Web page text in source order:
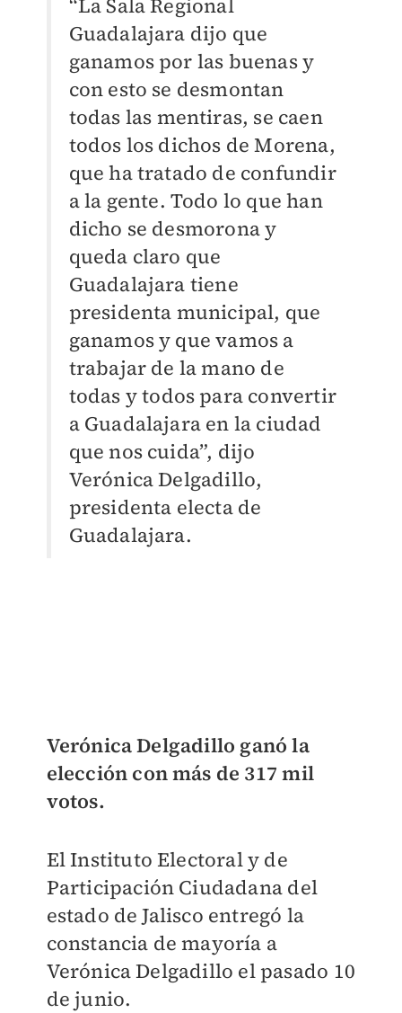
“La Sala Regional
Guadalajara dijo que
ganamos por las buenas y
con esto se desmontan
todas las mentiras, se caen
todos los dichos de Morena,
que ha tratado de confundir
a la gente. Todo lo que han
dicho se desmorona y
queda claro que
Guadalajara tiene
presidenta municipal, que
ganamos y que vamos a
trabajar de la mano de
todas y todos para convertir
a Guadalajara en la ciudad
que nos cuida”, dijo
Verónica Delgadillo,
presidenta electa de
Guadalajara.
Verónica Delgadillo ganó la
elección con más de 317 mil
votos.
El Instituto Electoral y de
Participación Ciudadana del
estado de Jalisco entregó la
constancia de mayoría a
Verónica Delgadillo el pasado 10
de junio.